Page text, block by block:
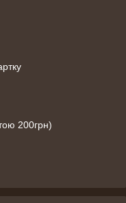
200грн)